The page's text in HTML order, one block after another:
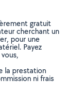
gratuit
cherchant un
pour une
Payez
la prestation
ni frais